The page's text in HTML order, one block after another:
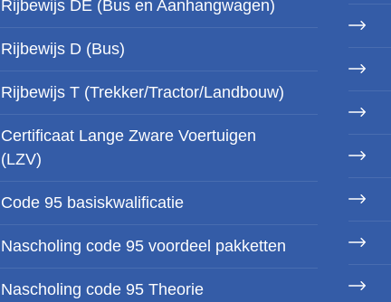
Rijbewijs DE (Bus en Aanhangwagen)
Rijbewijs D (Bus)
Rijbewijs T (Trekker/Tractor/Landbouw)
Certificaat Lange Zware Voertuigen
(LZV)
Code 95 basiskwalificatie
Nascholing code 95 voordeel pakketten
Nascholing code 95 Theorie